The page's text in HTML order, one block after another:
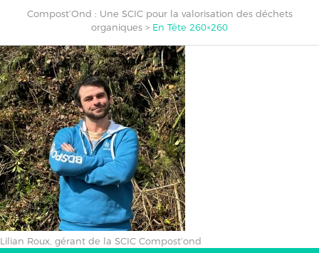
Compost’Ond : Une SCIC pour la valorisation des déchets
organiques > En Tête 260×260
Lilian Roux, gérant de la SCIC Compost’ond